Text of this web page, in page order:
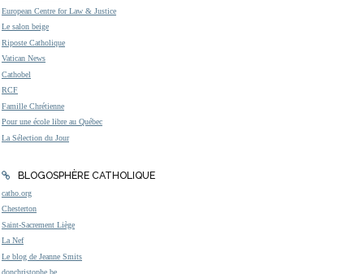
European Centre for Law & Justice
Le salon beige
Riposte Catholique
Vatican News
Cathobel
RCF
Famille Chrétienne
Pour une école libre au Québec
La Sélection du Jour
BLOGOSPHÈRE CATHOLIQUE
catho.org
Chesterton
Saint-Sacrement Liège
La Nef
Le blog de Jeanne Smits
donchristophe.be